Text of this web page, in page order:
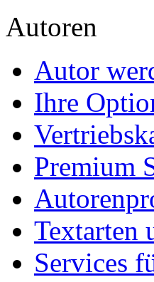
Autoren
Autor
Ihre
Premium
Textarten
Services